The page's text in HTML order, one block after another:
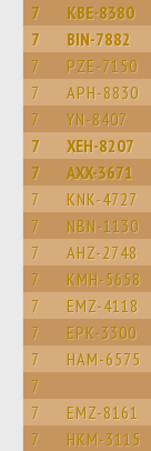
7 KBE-8380
7 BIN-7882
7 PZE-7150
7 APH-8830
7 YN-8407
7 XEH-8207
7 AXX-3671
7 KNK-4727
7 NBN-1130
7 AHZ-2748
7 KMH-5658
7 EMZ-4118
7 EPK-3300
7 HAM-6575
7
7 EMZ-8161
7 HKM-3115